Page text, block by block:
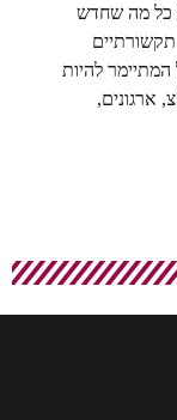
כל מה שחדש
להיות